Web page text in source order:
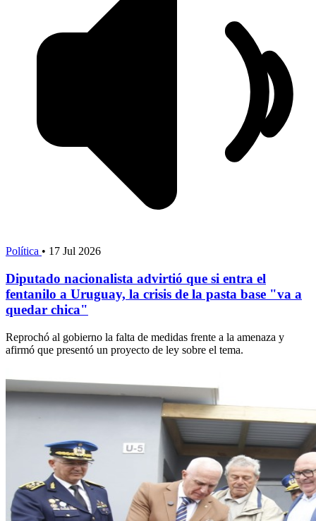
Política • 17 Jul 2026
Diputado nacionalista advirtió que si entra el
fentanilo a Uruguay, la crisis de la pasta base "va a
quedar chica"
Reprochó al gobierno la falta de medidas frente a la amenaza y
afirmó que presentó un proyecto de ley sobre el tema.